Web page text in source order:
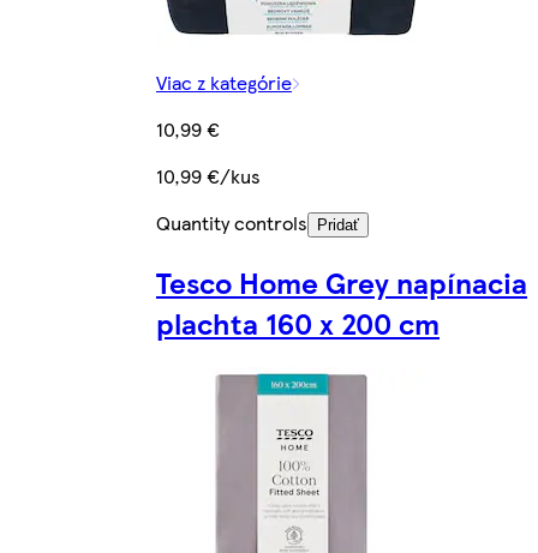
Viac z kategórie
10,99 €
10,99 €/kus
Quantity controls
Pridať
Tesco Home Grey napínacia
plachta 160 x 200 cm